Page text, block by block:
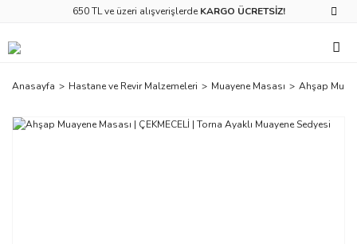
650 TL ve üzeri alışverişlerde KARGO ÜCRETSİZ!
Anasayfa Hastane ve Revir Malzemeleri Muayene Masası Ahşap